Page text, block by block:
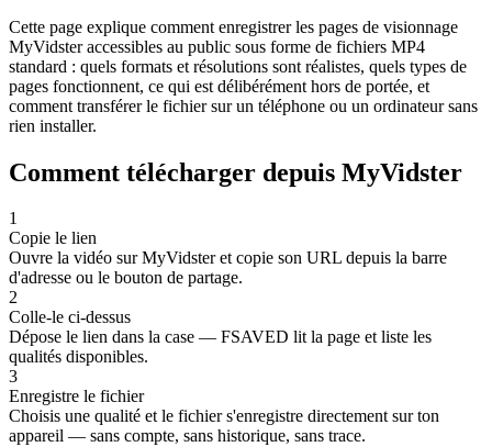
Cette page explique comment enregistrer les pages de visionnage
MyVidster accessibles au public sous forme de fichiers MP4
standard : quels formats et résolutions sont réalistes, quels types de
pages fonctionnent, ce qui est délibérément hors de portée, et
comment transférer le fichier sur un téléphone ou un ordinateur sans
rien installer.
Comment télécharger depuis MyVidster
1
Copie le lien
Ouvre la vidéo sur MyVidster et copie son URL depuis la barre
d'adresse ou le bouton de partage.
2
Colle-le ci-dessus
Dépose le lien dans la case — FSAVED lit la page et liste les
qualités disponibles.
3
Enregistre le fichier
Choisis une qualité et le fichier s'enregistre directement sur ton
appareil — sans compte, sans historique, sans trace.